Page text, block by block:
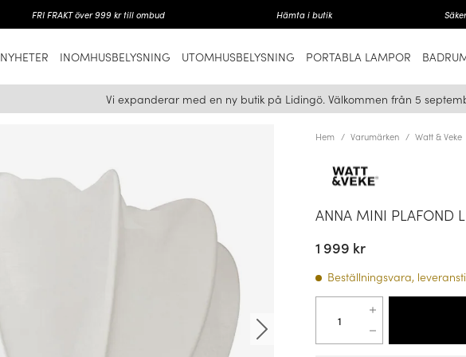
FRI FRAKT över 999 kr till ombud Hämta i butik
NYHETER INOMHUSBELYSNING UTOMHUSBELYSNING PORTABLA LAMPOR
Vi expanderar med en ny butik på Lidingö. Välkommen från 5
Hem Varumärken Watt & Veke
ANNA MINI PLAFOND
1 999 kr
Beställningsvara,